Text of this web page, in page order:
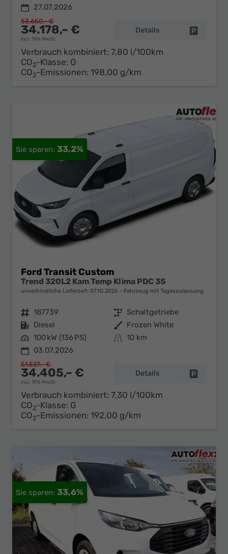
27.07.2026
34.178,– €
incl. 19% MwSt.
53.650,– €
Details
Verbrauch kombiniert: 7,80 l/100km
CO2-Klasse: G
CO2-Emissionen: 198,00 g/km
33,2%
Ford Transit Custom
Trend 320L2 Kam Temp Klima PDC 3S
unverbindliche Lieferzeit: 07.10.2026 Fahrzeug mit Tageszulassung
Fahrzeugnr. 187739 Getriebe Schaltgetriebe
Kraftstoff Diesel Außenfarbe Frozen White
Leistung 100 kW (136 PS) Kilometerstand 10 km
03.07.2026
34.405,– €
incl. 19% MwSt.
51.527,– €
Details
Verbrauch kombiniert: 7,30 l/100km
CO2-Klasse: G
CO2-Emissionen: 192,00 g/km
33,6%